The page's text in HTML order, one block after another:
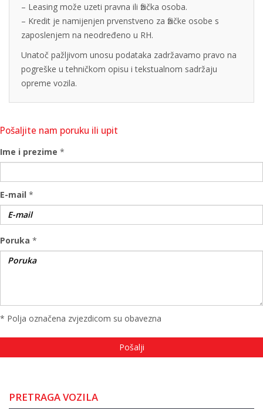
– Leasing može uzeti pravna ili fizička osoba.
– Kredit je namijenjen prvenstveno za fizičke osobe s
zaposlenjem na neodređeno u RH.
Unatoč pažljivom unosu podataka zadržavamo pravo na
pogreške u tehničkom opisu i tekstualnom sadržaju
opreme vozila.
Pošaljite nam poruku ili upit
Ime i prezime *
E-mail *
Poruka *
* Polja označena zvjezdicom su obavezna
PRETRAGA VOZILA